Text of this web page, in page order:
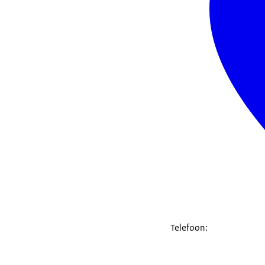
Telefoon: